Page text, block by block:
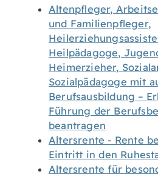
Altenpfleger,
und Familienpfleger,
Heilpädagoge,
Heimerzieher,
Sozialpädagoge mit
Berufsausbildung –
Führung der
beantragen
Altersrente - Rente
Eintritt in den
Altersrente für